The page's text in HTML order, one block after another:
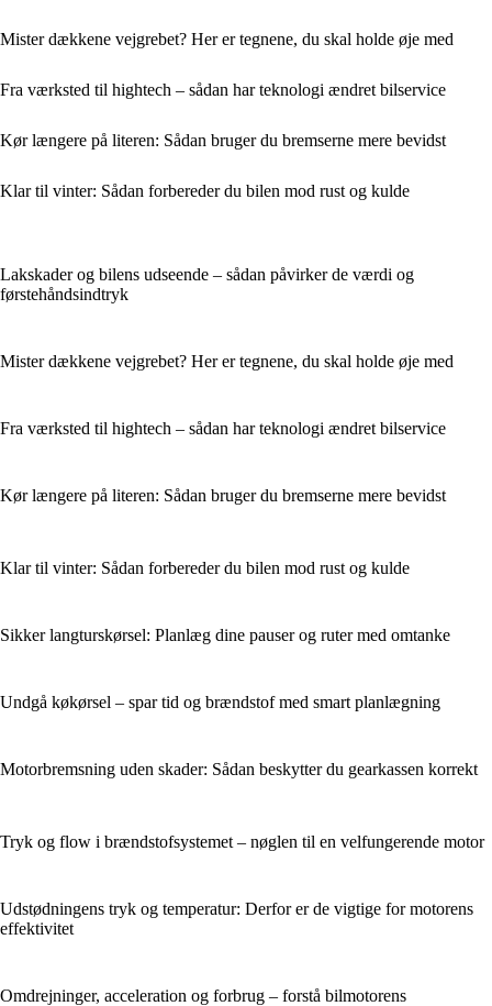
Mister dækkene vejgrebet? Her er tegnene, du skal holde øje med
Fra værksted til hightech – sådan har teknologi ændret bilservice
Kør længere på literen: Sådan bruger du bremserne mere bevidst
Klar til vinter: Sådan forbereder du bilen mod rust og kulde
Lakskader og bilens udseende – sådan påvirker de værdi og
førstehåndsindtryk
Mister dækkene vejgrebet? Her er tegnene, du skal holde øje med
Fra værksted til hightech – sådan har teknologi ændret bilservice
Kør længere på literen: Sådan bruger du bremserne mere bevidst
Klar til vinter: Sådan forbereder du bilen mod rust og kulde
Sikker langturskørsel: Planlæg dine pauser og ruter med omtanke
Undgå køkørsel – spar tid og brændstof med smart planlægning
Motorbremsning uden skader: Sådan beskytter du gearkassen korrekt
Tryk og flow i brændstofsystemet – nøglen til en velfungerende motor
Udstødningens tryk og temperatur: Derfor er de vigtige for motorens
effektivitet
Omdrejninger, acceleration og forbrug – forstå bilmotorens